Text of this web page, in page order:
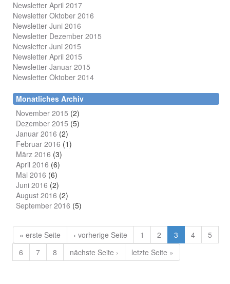
Newsletter April 2017
Newsletter Oktober 2016
Newsletter Juni 2016
Newsletter Dezember 2015
Newsletter Juni 2015
Newsletter April 2015
Newsletter Januar 2015
Newsletter Oktober 2014
Monatliches Archiv
November 2015 (2)
Dezember 2015 (5)
Januar 2016 (2)
Februar 2016 (1)
März 2016 (3)
April 2016 (6)
Mai 2016 (6)
Juni 2016 (2)
August 2016 (2)
September 2016 (5)
« erste Seite ‹ vorherige Seite 1 2 3 4
5
6
7 8 nächste Seite › letzte Seite »